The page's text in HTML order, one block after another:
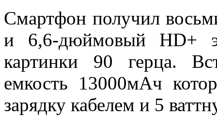
Смартфон получил
и 6,6-дюймовый HD+
картинки 90 герца.
емкость 13000мАч
зарядку кабелем и 5